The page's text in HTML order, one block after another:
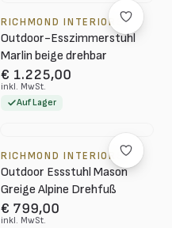
RICHMOND INTERIORS
Outdoor-Esszimmerstuhl
Marlin beige drehbar
€ 1.225,00
inkl. MwSt.
Auf Lager
RICHMOND INTERIORS
Outdoor Essstuhl Mason
Greige Alpine Drehfuß
€ 799,00
inkl. MwSt.